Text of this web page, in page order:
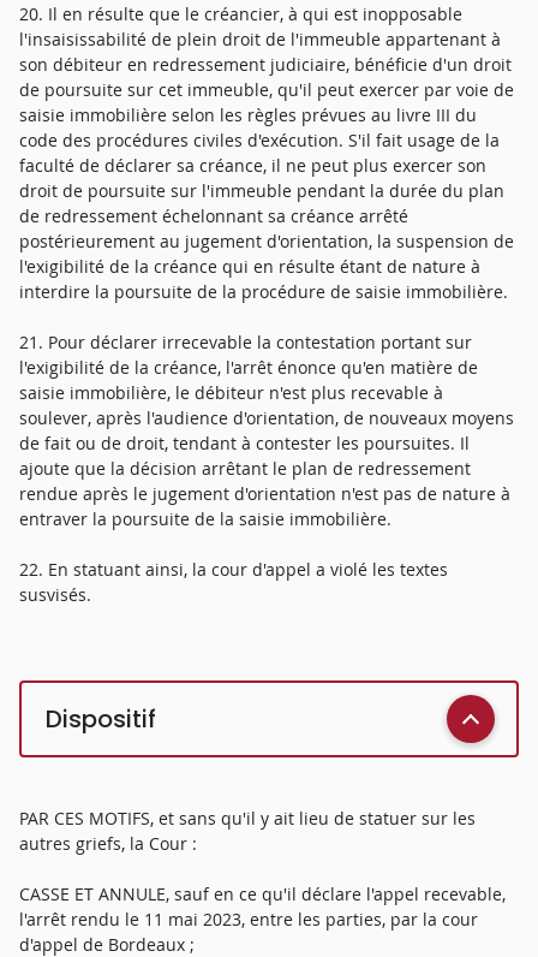
20. Il en résulte que le créancier, à qui est inopposable
l'insaisissabilité de plein droit de l'immeuble appartenant à
son débiteur en redressement judiciaire, bénéficie d'un droit
de poursuite sur cet immeuble, qu'il peut exercer par voie de
saisie immobilière selon les règles prévues au livre III du
code des procédures civiles d'exécution. S'il fait usage de la
faculté de déclarer sa créance, il ne peut plus exercer son
droit de poursuite sur l'immeuble pendant la durée du plan
de redressement échelonnant sa créance arrêté
postérieurement au jugement d'orientation, la suspension de
l'exigibilité de la créance qui en résulte étant de nature à
interdire la poursuite de la procédure de saisie immobilière.
21. Pour déclarer irrecevable la contestation portant sur
l'exigibilité de la créance, l'arrêt énonce qu'en matière de
saisie immobilière, le débiteur n'est plus recevable à
soulever, après l'audience d'orientation, de nouveaux moyens
de fait ou de droit, tendant à contester les poursuites. Il
ajoute que la décision arrêtant le plan de redressement
rendue après le jugement d'orientation n'est pas de nature à
entraver la poursuite de la saisie immobilière.
22. En statuant ainsi, la cour d'appel a violé les textes
susvisés.
Dispositif
PAR CES MOTIFS, et sans qu'il y ait lieu de statuer sur les
autres griefs, la Cour :
CASSE ET ANNULE, sauf en ce qu'il déclare l'appel recevable,
l'arrêt rendu le 11 mai 2023, entre les parties, par la cour
d'appel de Bordeaux ;